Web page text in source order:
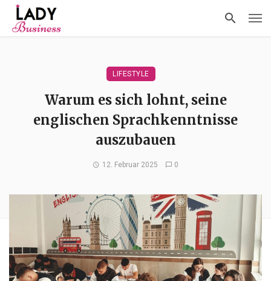
LIFESTYLE
Warum es sich lohnt, seine
englischen Sprachkenntnisse
auszubauen
12. Februar 2025 0